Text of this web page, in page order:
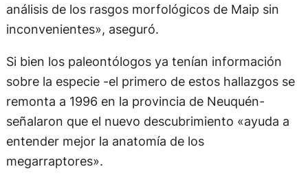
análisis de los rasgos morfológicos de Maip sin
inconvenientes», aseguró.
Si bien los paleontólogos ya tenían información
sobre la especie -el primero de estos hallazgos se
remonta a 1996 en la provincia de Neuquén-
señalaron que el nuevo descubrimiento «ayuda a
entender mejor la anatomía de los
megarraptores».